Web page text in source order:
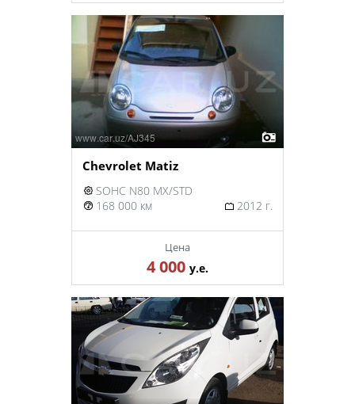
Chevrolet Matiz
SOHC N80 MX/STD
168 000 км
2012 г.
Цена
4 000 у.е.